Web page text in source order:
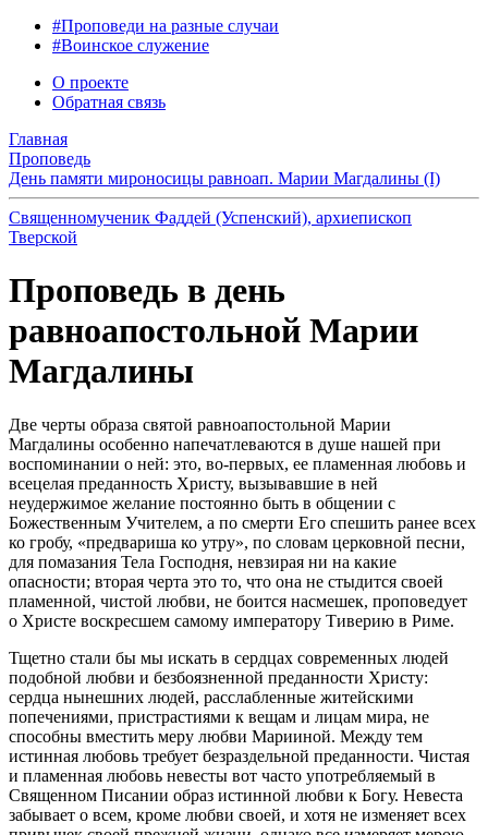
#Проповеди на разные случаи
#Воинское служение
О проекте
Обратная связь
Главная
Проповедь
День памяти мироносицы равноап. Марии Магдалины (I)
Священномученик Фаддей (Успенский), архиепископ
Тверской
Проповедь в день
равноапостольной Марии
Магдалины
Две черты образа святой равноапостольной Марии
Магдалины особенно напечатлеваются в душе нашей при
воспоминании о ней: это, во-первых, ее пламенная любовь и
всецелая преданность Христу, вызывавшие в ней
неудержимое желание постоянно быть в общении с
Божественным Учителем, а по смерти Его спешить ранее всех
ко гробу, «предвариша ко утру», по словам церковной песни,
для помазания Тела Господня, невзирая ни на какие
опасности; вторая черта это то, что она не стыдится своей
пламенной, чистой любви, не боится насмешек, проповедует
о Христе воскресшем самому императору Тиверию в Риме.
Тщетно стали бы мы искать в сердцах современных людей
подобной любви и безбоязненной преданности Христу:
сердца нынешних людей, расслабленные житейскими
попечениями, пристрастиями к вещам и лицам мира, не
способны вместить меру любви Марииной. Между тем
истинная любовь требует безраздельной преданности. Чистая
и пламенная любовь невесты вот часто употребляемый в
Священном Писании образ истинной любви к Богу. Невеста
забывает о всем, кроме любви своей, и хотя не изменяет всех